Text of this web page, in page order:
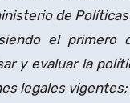
de
el primero
y evaluar la
legales vigentes;